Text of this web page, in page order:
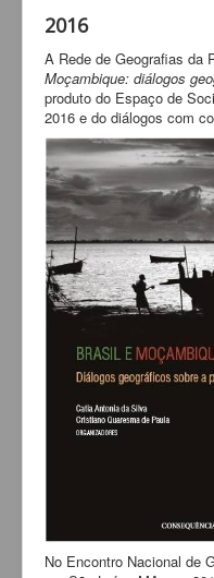
2016
A Rede de Geografias da
Moçambique: diálogos
produto do Espaço de
2016 e do diálogos com
No Encontro Nacional de